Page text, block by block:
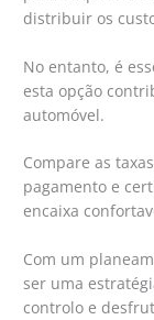
distribuir os
No entanto, é
esta opção
automóvel.
Compare as
pagamento e
encaixa
Com um
ser uma
controlo e